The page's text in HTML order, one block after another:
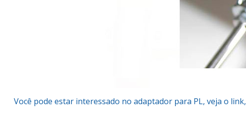
Você pode estar interessado no adaptador para PL, veja o